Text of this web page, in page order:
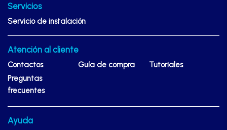
Servicios
Servicio de instalación
Atención al cliente
Contactos Guía de compra
Tutoriales
Preguntas
frecuentes
Ayuda